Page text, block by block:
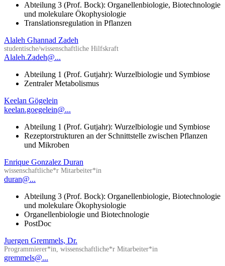
Abteilung 3 (Prof. Bock): Organellenbiologie, Biotechnologie
und molekulare Ökophysiologie
Translationsregulation in Pflanzen
Alaleh Ghannad Zadeh
studentische/wissenschaftliche Hilfskraft
Alaleh.Zadeh@...
Abteilung 1 (Prof. Gutjahr): Wurzelbiologie und Symbiose
Zentraler Metabolismus
Keelan Gögelein
keelan.goegelein@...
Abteilung 1 (Prof. Gutjahr): Wurzelbiologie und Symbiose
Rezeptorstrukturen an der Schnittstelle zwischen Pflanzen
und Mikroben
Enrique Gonzalez Duran
wissenschaftliche*r Mitarbeiter*in
duran@...
Abteilung 3 (Prof. Bock): Organellenbiologie, Biotechnologie
und molekulare Ökophysiologie
Organellenbiologie und Biotechnologie
PostDoc
Juergen Gremmels, Dr.
Programmierer*in, wissenschaftliche*r Mitarbeiter*in
gremmels@...